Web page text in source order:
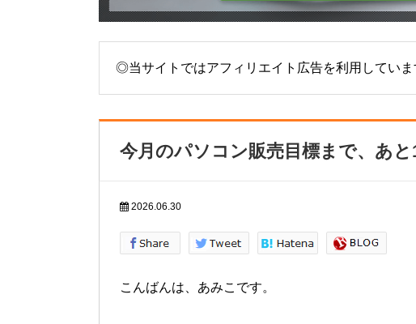
◎当サイトではアフィリエイト広告を利用していま
今月のパソコン販売目標まで、あと
2026.06.30
こんばんは、あみこです。